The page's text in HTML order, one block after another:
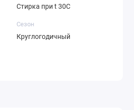
Стирка при t 30С
Сезон
Круглогодичный